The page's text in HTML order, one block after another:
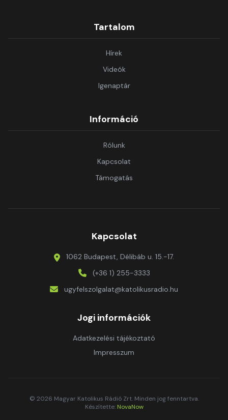
Tartalom
Hírek
Videók
Igenaptár
Információ
Rólunk
Kapcsolat
Támogatás
Kapcsolat
1062 Budapest, Délibáb u. 15.-17.
(+36 1) 255-3333
ugyfelszolgalat@katolikusradio.hu
Jogi információk
Adatkezelési tájékoztató
Impresszum
© 2026 Magyar Katolikus Rádió Zrt. Minden jog fenntartva.
Készítette: NovaNow